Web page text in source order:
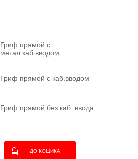
Гриф прямой с
метал.каб.вводом
Гриф прямой с каб.вводом
Гриф прямой без каб. ввода